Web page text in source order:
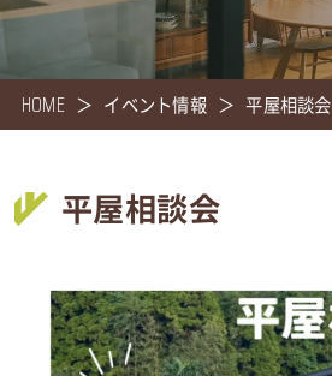
HOME イベント情報 平屋相談会
平屋相談会